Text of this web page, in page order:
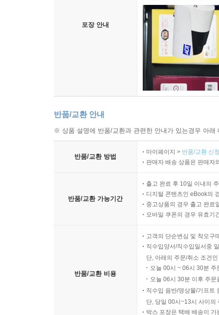
14.1 ‘좋은 모델’이란
___목적에 맞는 모델을 평가한다
___메커니즘의 이해를 목적으로 한 모델 평가
___통계적 추론을 실행하기 위한 모델 평가
14.2 분류 정확도를 측정하는 지표
___적합성과 성능을 측정한다
___정답률, 재현율, 특이도, 적합률, F값
14.3 정보량 규준
___아카이케 정보량 규준(AIC)
14.4 널 모델과 비교, 우도비 검정
___모델에 넣은 요소에 의미가 있는가
___모델의 성능을 미지의 데이터로 테스트한다
___누수에 주의한다
___모델의 신빙성과 미지의 데이터
포장 안내
반품/교환 안내
※ 상품 설명에 반품/교환과 관련한 안내가 있는경우 아
반품/교환 방법
마이페이지 > 반품/교환 신
판매자 배송 상품은 판매자
반품/교환 가능기간
출고 완료 후 10일 이내의
디지털 콘텐츠인 eBook의
중고상품의 경우 출고 완료
모바일 쿠폰의 경우 유효기
반품/교환 비용
고객의 단순변심 및 착오구
직수입양서/직수입일서중
단, 아래의 주문/취소 조건
오늘 00시 ~ 06시 30분
오늘 06시 30분 이후 주
직수입 음반/영상물/기프트
단, 당일 00시~13시 사이의
박스 포장은 택배 배송이